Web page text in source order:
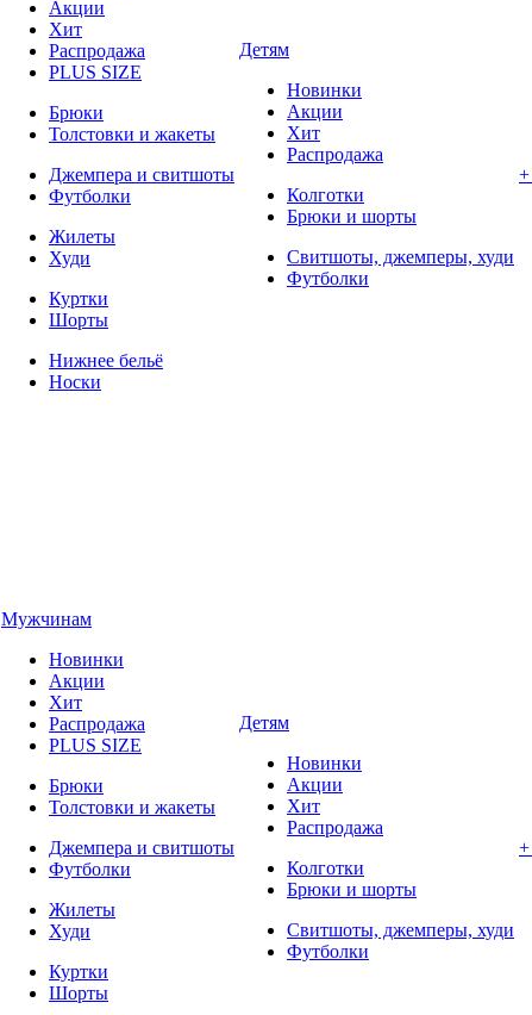
Акции
Хит
Распродажа
PLUS SIZE
Брюки
Толстовки и жакеты
Джемпера и свитшоты
Футболки
Жилеты
Худи
Куртки
Шорты
Нижнее бельё
Носки
Детям
Новинки
Акции
Хит
Распродажа
Колготки
Брюки и шорты
Свитшоты, джемперы, худи
Футболки
Мужчинам
Новинки
Акции
Хит
Распродажа
PLUS SIZE
Брюки
Толстовки и жакеты
Джемпера и свитшоты
Футболки
Жилеты
Худи
Куртки
Шорты
Детям
Новинки
Акции
Хит
Распродажа
Колготки
Брюки и шорты
Свитшоты, джемперы, худи
Футболки